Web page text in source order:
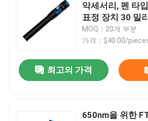
악세서리, 펜 타
표정 장치 30 밀
MOQ：20개 부분
가격：$40.00/
최고의 가격
650nm을 위한